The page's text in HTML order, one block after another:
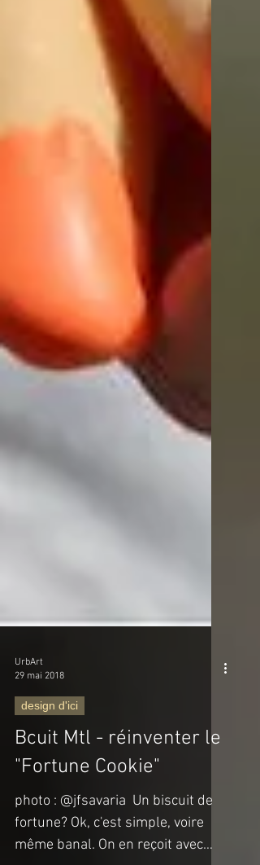
UrbArt
29 mai 2018
design d'ici
Bcuit Mtl - réinventer le
"Fortune Cookie"
photo : @jfsavaria ​​ ​​Un biscuit de
fortune? Ok, c'est simple, voire